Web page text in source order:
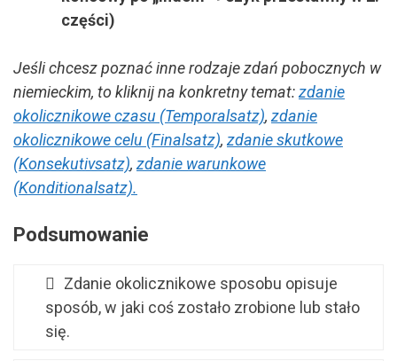
części)
Jeśli chcesz poznać inne rodzaje zdań pobocznych w
niemieckim, to kliknij na konkretny temat:zdanie
okolicznikowe czasu (Temporalsatz), zdanie
okolicznikowe celu (Finalsatz), zdanie skutkowe
(Konsekutivsatz), zdanie warunkowe
(Konditionalsatz).
Podsumowanie
Zdanie okolicznikowe sposobu opisuje
sposób, w jaki coś zostało zrobione lub stało
się.